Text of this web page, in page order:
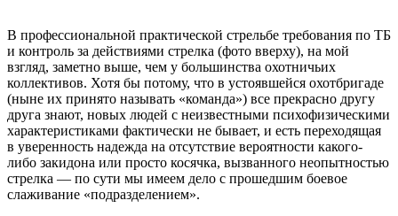
В профессиональной практической стрельбе требования по ТБ
и контроль за действиями стрелка (фото вверху), на мой
взгляд, заметно выше, чем у большинства охотничьих
коллективов. Хотя бы потому, что в устоявшейся охотбригаде
(ныне их принято называть «команда») все прекрасно другу
друга знают, новых людей с неизвестными психофизическими
характеристиками фактически не бывает, и есть переходящая
в уверенность надежда на отсутствие вероятности какого-
либо закидона или просто косячка, вызванного неопытностью
стрелка — по сути мы имеем дело с прошедшим боевое
слаживание «подразделением».